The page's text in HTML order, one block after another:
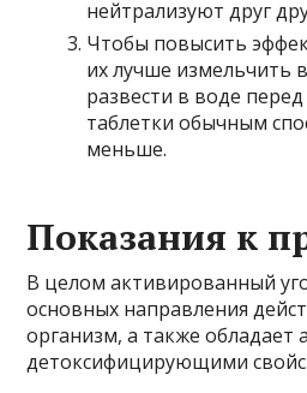
нейтрализуют друг
Чтобы повысить
их лучше измельчить
развести в воде
таблетки обычным
меньше.
Показания к
В целом активированный
основных направления
организм, а также
детоксифицирующими